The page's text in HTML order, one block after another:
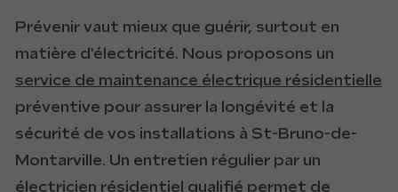
Prévenir vaut mieux que guérir, surtout en
matière d'électricité. Nous proposons un
service de maintenance électrique résidentielle
préventive pour assurer la longévité et la
sécurité de vos installations à St-Bruno-de-
Montarville. Un entretien régulier par un
électricien résidentiel qualifié permet de